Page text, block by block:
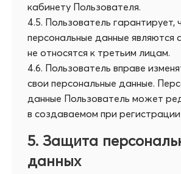
кабинету Пользователя.
4.5. Пользователь гарантирует,
персональные данные являются
не относятся к третьим лицам.
4.6. Пользователь вправе
свои персональные данные.
данные Пользователь может
в создаваемом при
5. Защита
данных